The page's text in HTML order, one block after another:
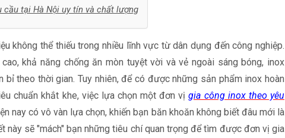
tại Hà Nội uy tín và chất lượng
không thể thiếu trong nhiều lĩnh vực từ dân dụng đến công nghiệp.
khả năng chống ăn mòn tuyệt vời và vẻ ngoài sáng bóng, inox
theo thời gian. Tuy nhiên, để có được những sản phẩm inox hoàn
chuẩn khắt khe, việc lựa chọn một đơn vịgia công inox theo yêu
nay có vô vàn lựa chọn, khiến bạn băn khoăn không biết đâu mới là
sẽ "mách" bạn những tiêu chí quan trọng để tìm được đơn vị gia